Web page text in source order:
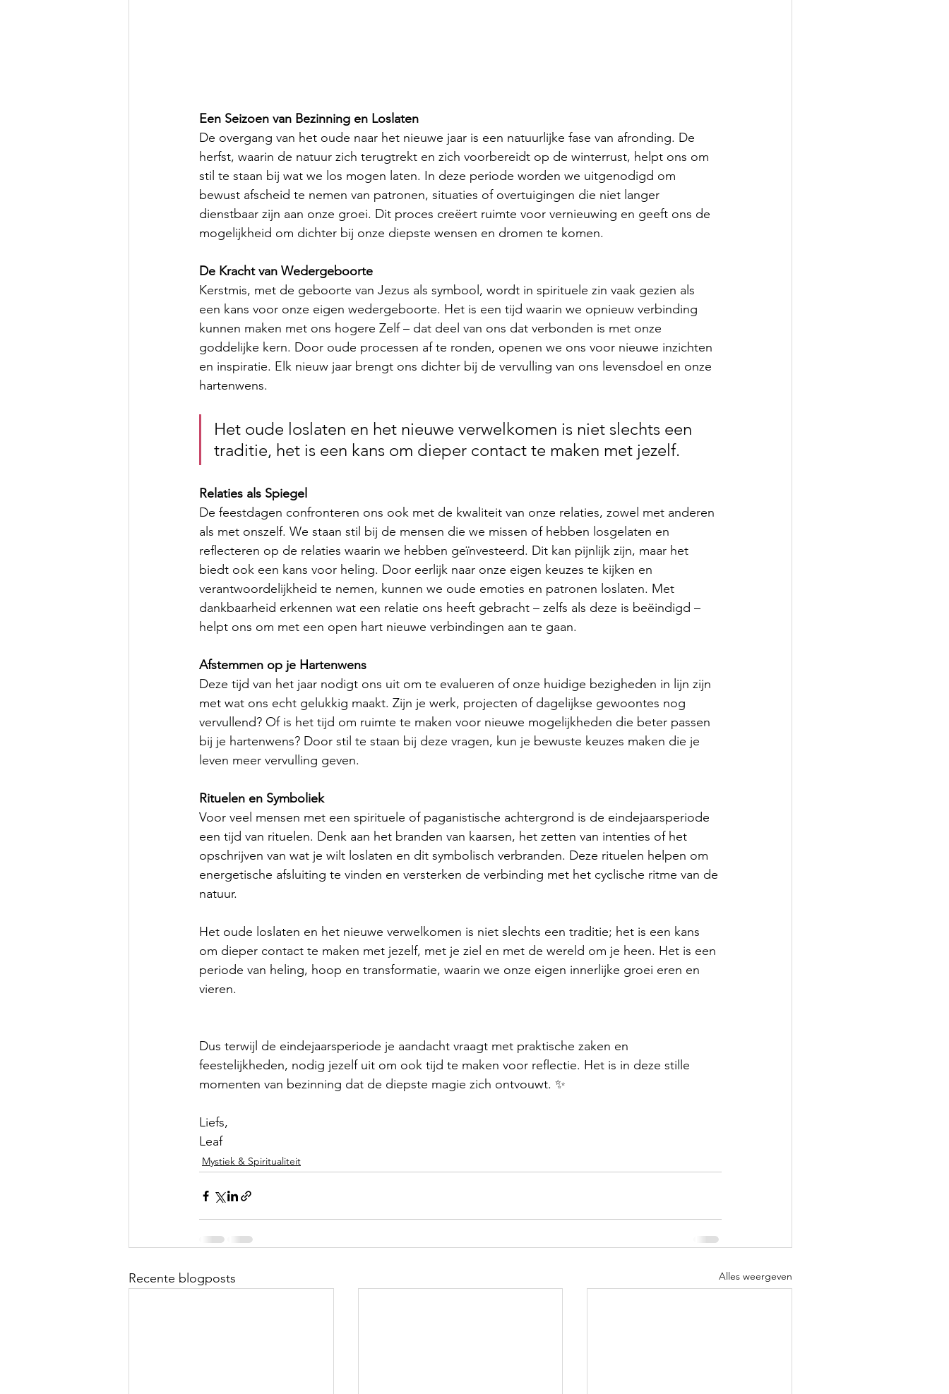
Een Seizoen van Bezinning en Loslaten
De overgang van het oude naar het nieuwe jaar is een natuurlijke fase van afronding. De
herfst, waarin de natuur zich terugtrekt en zich voorbereidt op de winterrust, helpt ons om
stil te staan bij wat we los mogen laten. In deze periode worden we uitgenodigd om
bewust afscheid te nemen van patronen, situaties of overtuigingen die niet langer
dienstbaar zijn aan onze groei. Dit proces creëert ruimte voor vernieuwing en geeft ons de
mogelijkheid om dichter bij onze diepste wensen en dromen te komen.
De Kracht van Wedergeboorte
Kerstmis, met de geboorte van Jezus als symbool, wordt in spirituele zin vaak gezien als
een kans voor onze eigen wedergeboorte. Het is een tijd waarin we opnieuw verbinding
kunnen maken met ons hogere Zelf – dat deel van ons dat verbonden is met onze
goddelijke kern. Door oude processen af te ronden, openen we ons voor nieuwe inzichten
en inspiratie. Elk nieuw jaar brengt ons dichter bij de vervulling van ons levensdoel en onze
hartenwens.
Het oude loslaten en het nieuwe verwelkomen is niet slechts een
traditie, het is een kans om dieper contact te maken met jezelf.
Relaties als Spiegel
De feestdagen confronteren ons ook met de kwaliteit van onze relaties, zowel met anderen
als met onszelf. We staan stil bij de mensen die we missen of hebben losgelaten en
reflecteren op de relaties waarin we hebben geïnvesteerd. Dit kan pijnlijk zijn, maar het
biedt ook een kans voor heling. Door eerlijk naar onze eigen keuzes te kijken en
verantwoordelijkheid te nemen, kunnen we oude emoties en patronen loslaten. Met
dankbaarheid erkennen wat een relatie ons heeft gebracht – zelfs als deze is beëindigd –
helpt ons om met een open hart nieuwe verbindingen aan te gaan.
Afstemmen op je Hartenwens
Deze tijd van het jaar nodigt ons uit om te evalueren of onze huidige bezigheden in lijn zijn
met wat ons echt gelukkig maakt. Zijn je werk, projecten of dagelijkse gewoontes nog
vervullend? Of is het tijd om ruimte te maken voor nieuwe mogelijkheden die beter passen
bij je hartenwens? Door stil te staan bij deze vragen, kun je bewuste keuzes maken die je
leven meer vervulling geven.
Rituelen en Symboliek
Voor veel mensen met een spirituele of paganistische achtergrond is de eindejaarsperiode
een tijd van rituelen. Denk aan het branden van kaarsen, het zetten van intenties of het
opschrijven van wat je wilt loslaten en dit symbolisch verbranden. Deze rituelen helpen om
energetische afsluiting te vinden en versterken de verbinding met het cyclische ritme van de
natuur.
Het oude loslaten en het nieuwe verwelkomen is niet slechts een traditie; het is een kans
om dieper contact te maken met jezelf, met je ziel en met de wereld om je heen. Het is een
periode van heling, hoop en transformatie, waarin we onze eigen innerlijke groei eren en
vieren.
Dus terwijl de eindejaarsperiode je aandacht vraagt met praktische zaken en
feestelijkheden, nodig jezelf uit om ook tijd te maken voor reflectie. Het is in deze stille
momenten van bezinning dat de diepste magie zich ontvouwt. ✨
Liefs,
Leaf
Mystiek & Spiritualiteit
Recente blogposts Alles weergeven